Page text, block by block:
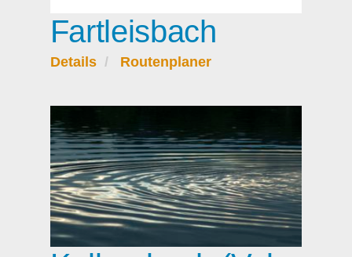
Fartleisbach
Details Routenplaner